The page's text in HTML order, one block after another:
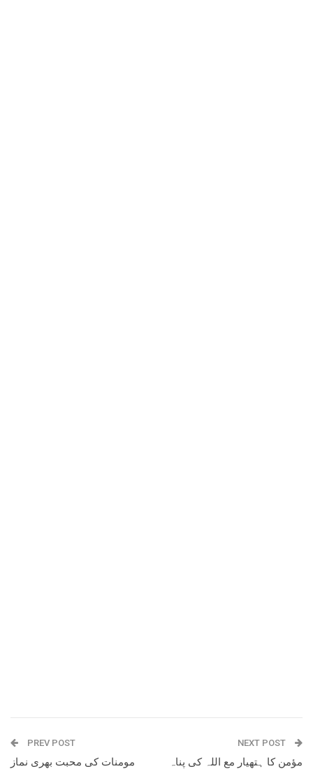
PREV POST
مومنات کی محبت بھری نماز
NEXT POST
مؤمن کا ہتھیار مع اللہ کی پناہ